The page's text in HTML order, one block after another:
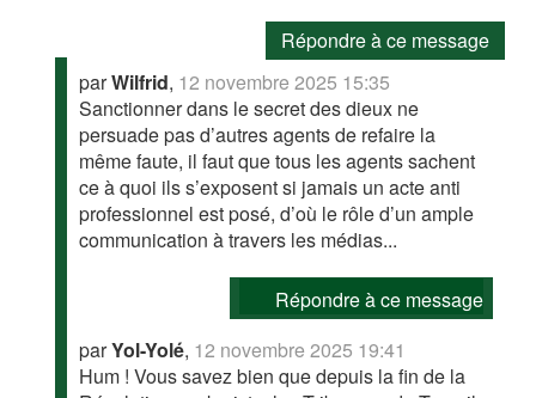
Répondre à ce message
parWilfrid, 12 novembre 2025 15:35
Sanctionner dans le secret des dieux ne
persuade pas d’autres agents de refaire la
même faute, il faut que tous les agents sachent
ce à quoi ils s’exposent si jamais un acte anti
professionnel est posé, d’où le rôle d’un ample
communication à travers les médias...
Répondre à ce message
parYol-Yolé, 12 novembre 2025 19:41
Hum ! Vous savez bien que depuis la fin de la